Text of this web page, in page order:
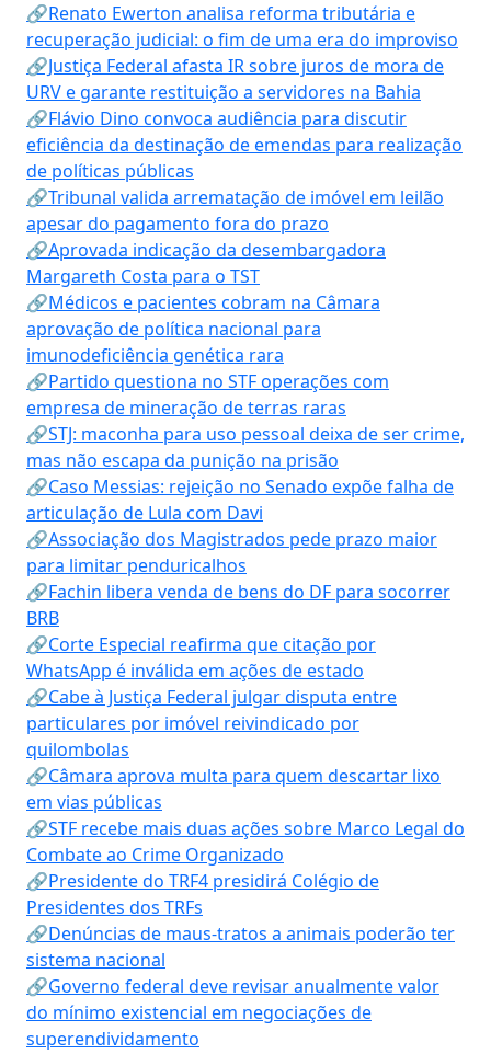
🔗Renato Ewerton analisa reforma tributária e
recuperação judicial: o fim de uma era do improviso
🔗Justiça Federal afasta IR sobre juros de mora de
URV e garante restituição a servidores na Bahia
🔗Flávio Dino convoca audiência para discutir
eficiência da destinação de emendas para realização
de políticas públicas
🔗Tribunal valida arrematação de imóvel em leilão
apesar do pagamento fora do prazo
🔗Aprovada indicação da desembargadora
Margareth Costa para o TST
🔗Médicos e pacientes cobram na Câmara
aprovação de política nacional para
imunodeficiência genética rara
🔗Partido questiona no STF operações com
empresa de mineração de terras raras
🔗STJ: maconha para uso pessoal deixa de ser crime,
mas não escapa da punição na prisão
🔗Caso Messias: rejeição no Senado expõe falha de
articulação de Lula com Davi
🔗Associação dos Magistrados pede prazo maior
para limitar penduricalhos
🔗Fachin libera venda de bens do DF para socorrer
BRB
🔗Corte Especial reafirma que citação por
WhatsApp é inválida em ações de estado
🔗Cabe à Justiça Federal julgar disputa entre
particulares por imóvel reivindicado por
quilombolas
🔗Câmara aprova multa para quem descartar lixo
em vias públicas
🔗STF recebe mais duas ações sobre Marco Legal do
Combate ao Crime Organizado
🔗Presidente do TRF4 presidirá Colégio de
Presidentes dos TRFs
🔗Denúncias de maus-tratos a animais poderão ter
sistema nacional
🔗Governo federal deve revisar anualmente valor
do mínimo existencial em negociações de
superendividamento